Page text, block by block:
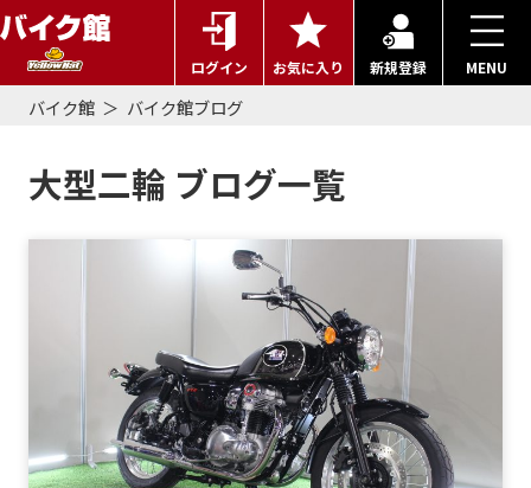
ログイン お気に入り 新規登録 MENU
バイク館 バイク館ブログ
大型二輪 ブログ一覧